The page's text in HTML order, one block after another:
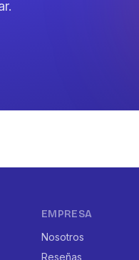
EMPRESA
Nosotros
Reseñas